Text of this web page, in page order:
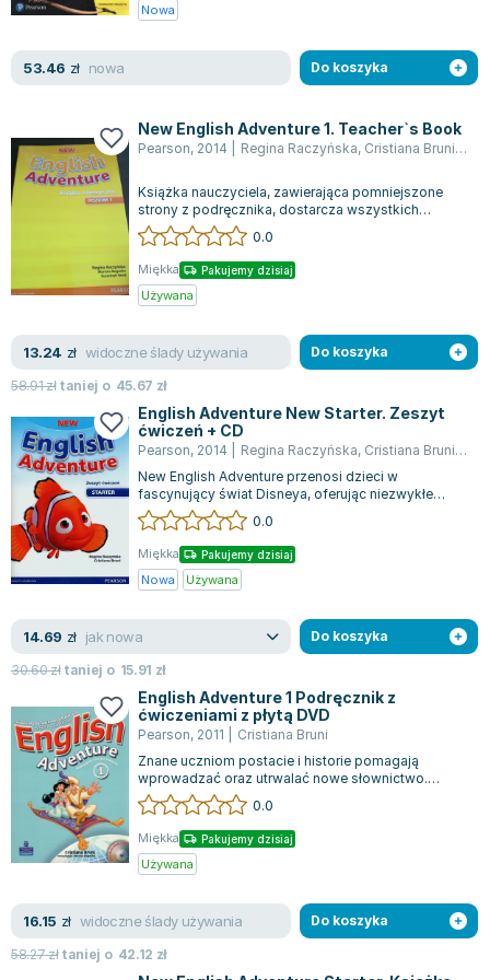
Książki do nauk przyrodniczych dla studentów
Książki do nauk społecznych dla studentów
Prawo - książki dla studentów
Technologia żywności - książki
Zarządzanie i marketing - książki
Nauka języków obcych - książki
Repetytoria, testy i materiały pomocnicze
Wanda Chotomska
Clive Staples Lewis
Martyna Wojciechowska
Melissa De la Cruz
Blanka Lipińska
Agatha Christie
Marcin Kowalczyk
Piotr Zychowicz
Joanna Jabłczyńska
Piotr Kościelny
Jan Piński
Zygmunt Freud
Agata Passent
Katarzyna Miller
Antoine de Saint Exupery
Lew Tołstoj
Mark Twain
Marcin Meller
Paulina Młynarska
ks. Piotr Pawlukiewicz
Jarosław Sokołowski
Piotr Semka
Jarosław Iwaszkiewicz
Nowa
53.46 zł nowa Do koszyka
New English Adventure 1. Teacher`s Book
Pearson, 2014 Regina Raczyńska, Cristiana Bruni,
Książka nauczyciela, zawierająca pomniejszone
strony z podręcznika, dostarcza wszystkich
niezbędnych materiałów do skutecznego pla...
0.0
Miękka Pakujemy dzisiaj
Używana
13.24 zł widoczne ślady używania
58.91złtaniej o 45.67 zł
Do koszyka
English Adventure New Starter. Zeszyt
ćwiczeń + CD
Pearson, 2014 Regina Raczyńska, Cristiana Bruni,
New English Adventure przenosi dzieci w
fascynujący świat Disneya, oferując niezwykłe
doświadczenie nauki języka angielskiego. Kur...
0.0
Miękka Pakujemy dzisiaj
Nowa Używana
14.69 zł jak nowa
30.60złtaniej o 15.91 zł
Do koszyka
English Adventure 1 Podręcznik z
ćwiczeniami z płytą DVD
Pearson, 2011
Cristiana Bruni
Znane uczniom postacie i historie pomagają
wprowadzać oraz utrwalać nowe słownictwo.
Motywację do nauki wspierają piosenki, gry i...
0.0
Miękka Pakujemy dzisiaj
Używana
16.15 zł widoczne ślady używania
58.27złtaniej o 42.12 zł
Do koszyka